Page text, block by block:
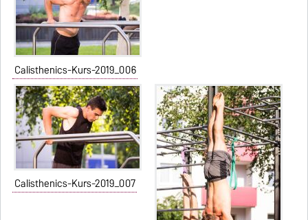
Calisthenics-Kurs-2019_006
Calisthenics-Kurs-2019_007